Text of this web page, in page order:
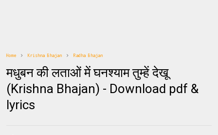
Home Krishna Bhajan Radha Bhajan
मधुबन की लताओं में घनश्याम तुम्हें देखू
(Krishna Bhajan) - Download pdf &
lyrics